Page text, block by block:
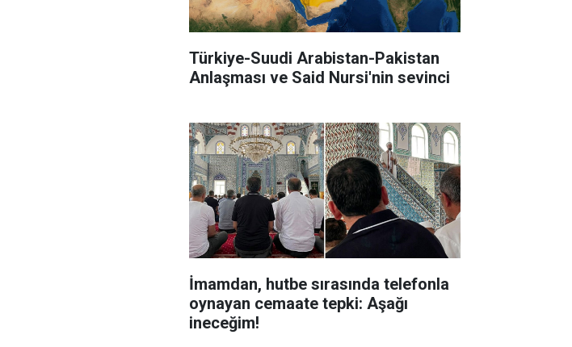
Türkiye-Suudi Arabistan-Pakistan
Anlaşması ve Said Nursi'nin sevinci
İmamdan, hutbe sırasında telefonla
oynayan cemaate tepki: Aşağı
ineceğim!